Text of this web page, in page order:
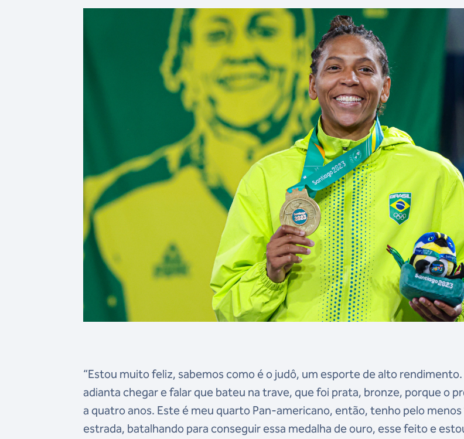
“Estou muito feliz, sabemos como é o judô, um esporte de alto
adianta chegar e falar que bateu na trave, que foi prata, bronze, porque o
a quatro anos. Este é meu quarto Pan-americano, então, tenho pelo menos
estrada, batalhando para conseguir essa medalha de ouro, esse feito e